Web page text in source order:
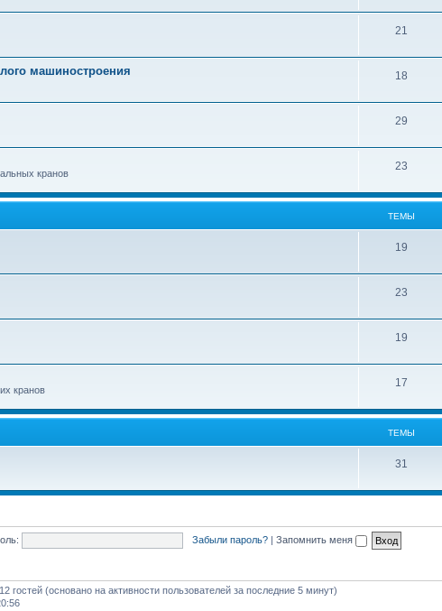
21
машиностроения 18
29
кранов
23
ТЕМЫ
19
23
19
кранов
17
ТЕМЫ
31
Забыли пароль? | Запомнить меня
гостей (основано на активности пользователей за последние 5 минут)